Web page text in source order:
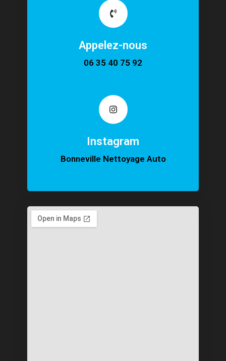
Appelez-nous
06 35 40 75 92
Instagram
Bonneville Nettoyage Auto